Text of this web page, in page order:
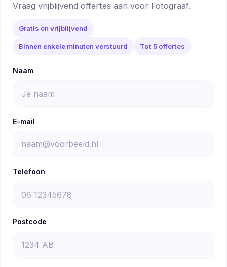
Vraag vrijblijvend offertes aan voor Fotograaf.
Gratis en vrijblijvend
Binnen enkele minuten verstuurd Tot 5 offertes
Naam
E-mail
Telefoon
Postcode